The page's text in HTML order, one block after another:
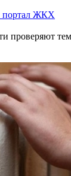
ЖКХ
проверяют